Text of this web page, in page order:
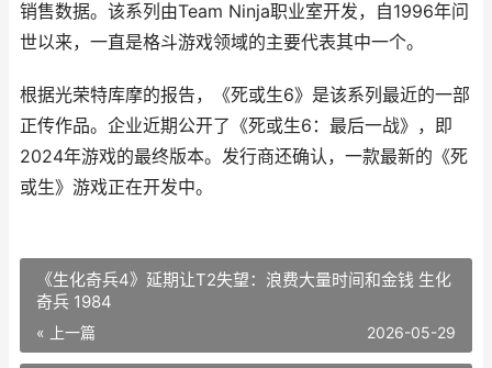
销售数据。该系列由Team Ninja职业室开发，自1996年问
世以来，一直是格斗游戏领域的主要代表其中一个。
根据光荣特库摩的报告，《死或生6》是该系列最近的一部
正传作品。企业近期公开了《死或生6：最后一战》，即
2024年游戏的最终版本。发行商还确认，一款最新的《死
或生》游戏正在开发中。
《生化奇兵4》延期让T2失望：浪费大量时间和金钱 生化
奇兵 1984
« 上一篇 2026-05-29